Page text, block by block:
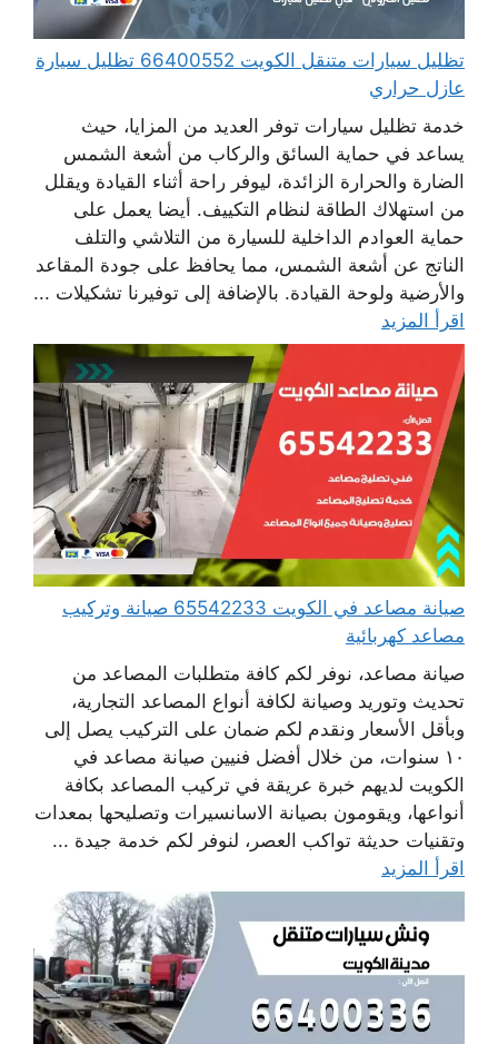
تظليل سيارات متنقل الكويت 66400552 تظليل سيارة
عازل حراري
خدمة تظليل سيارات توفر العديد من المزايا، حيث
يساعد في حماية السائق والركاب من أشعة الشمس
الضارة والحرارة الزائدة، ليوفر راحة أثناء القيادة ويقلل
من استهلاك الطاقة لنظام التكييف. أيضا يعمل على
حماية العوادم الداخلية للسيارة من التلاشي والتلف
الناتج عن أشعة الشمس، مما يحافظ على جودة المقاعد
والأرضية ولوحة القيادة. بالإضافة إلى توفيرنا تشكيلات ...
اقرأ المزيد
صيانة مصاعد في الكويت 65542233 صيانة وتركيب
مصاعد كهربائية
صيانة مصاعد، نوفر لكم كافة متطلبات المصاعد من
تحديث وتوريد وصيانة لكافة أنواع المصاعد التجارية،
وبأقل الأسعار ونقدم لكم ضمان على التركيب يصل إلى
١٠ سنوات، من خلال أفضل فنيين صيانة مصاعد في
الكويت لديهم خبرة عريقة في تركيب المصاعد بكافة
أنواعها، ويقومون بصيانة الاسانسيرات وتصليحها بمعدات
وتقنيات حديثة تواكب العصر، لنوفر لكم خدمة جيدة ...
اقرأ المزيد